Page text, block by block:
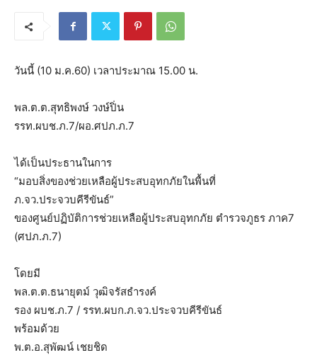
วันนี้ (10 ม.ค.60) เวลาประมาณ 15.00 น.
พล.ต.ต.สุทธิพงษ์ วงษ์ปิ่น
รรท.ผบช.ภ.7/ผอ.ศปภ.ภ.7
ได้เป็นประธานในการ
“มอบสิ่งของช่วยเหลือผู้ประสบอุทกภัยในพื้นที่
ภ.จว.ประจวบคีรีขันธ์”
ของศูนย์ปฏิบัติการช่วยเหลือผู้ประสบอุทกภัย ตำรวจภูธร ภาค7
(ศปภ.ภ.7)
โดยมี
พล.ต.ต.ธนายุตม์ วุฒิจรัสธำรงค์
รอง ผบช.ภ.7 / รรท.ผบก.ภ.จว.ประจวบคีรีขันธ์
พร้อมด้วย
พ.ต.อ.สุพัฒน์ เชยชิด